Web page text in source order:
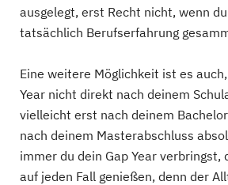
ausgelegt, erst Recht nicht, wenn
tatsächlich Berufserfahrung
Eine weitere Möglichkeit ist es
Year nicht direkt nach deinem
vielleicht erst nach deinem
nach deinem Masterabschluss
immer du dein Gap Year verbringst,
auf jeden Fall genießen, denn der